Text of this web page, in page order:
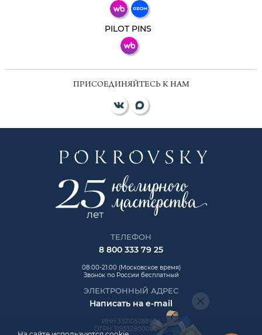
PILOT PINS
ПРИСОЕДИНЯЙТЕСЬ К НАМ
ТЕЛЕФОН
8 800 333 79 25
08:00-21:00 (Московское время)
Звонок по России бесплатный
ЭЛЕКТРОННЫЙ АДРЕС
Написать на e-mail
ИНН 332105268454
ОГРН 319332800006992